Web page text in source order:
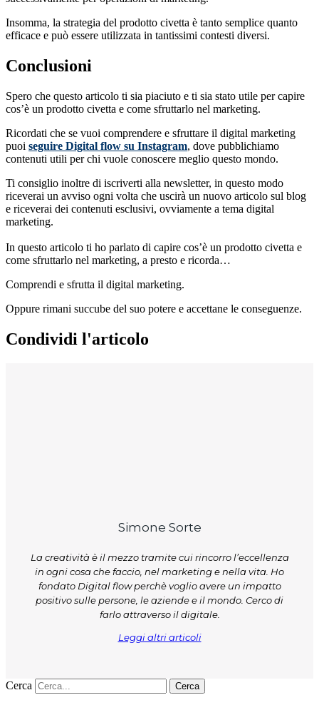
Insomma, la strategia del prodotto civetta è tanto semplice quanto
efficace e può essere utilizzata in tantissimi contesti diversi.
Conclusioni
Spero che questo articolo ti sia piaciuto e ti sia stato utile per capire
cos’è un prodotto civetta e come sfruttarlo nel marketing.
Ricordati che se vuoi comprendere e sfruttare il digital marketing
puoi seguire Digital flow su Instagram, dove pubblichiamo
contenuti utili per chi vuole conoscere meglio questo mondo.
Ti consiglio inoltre di iscriverti alla newsletter, in questo modo
riceverai un avviso ogni volta che uscirà un nuovo articolo sul blog
e riceverai dei contenuti esclusivi, ovviamente a tema digital
marketing.
In questo articolo ti ho parlato di capire cos’è un prodotto civetta e
come sfruttarlo nel marketing, a presto e ricorda…
Comprendi e sfrutta il digital marketing.
Oppure rimani succube del suo potere e accettane le conseguenze.
Condividi l'articolo
Simone Sorte
La creatività è il mezzo tramite cui rincorro l’eccellenza
in ogni cosa che faccio, nel marketing e nella vita. Ho
fondato Digital flow perchè voglio avere un impatto
positivo sulle persone, le aziende e il mondo. Cerco di
farlo attraverso il digitale.
Leggi altri articoli
Cerca Cerca